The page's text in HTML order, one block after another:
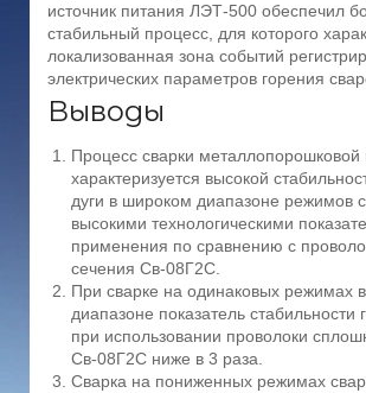
источник питания ЛЭТ-500 обеспечил
стабильный процесс, для которого
локализованная зона событий
электрических параметров горения
Выводы
Процесс сварки металлопорошковой
характеризуется высокой
дуги в широком диапазоне режимов
высокими технологическими
применения по сравнению с
сечения Св-08Г2С.
При сварке на одинаковых режимах
диапазоне показатель стабильности
при использовании проволоки
Св-08Г2С ниже в 3 раза.
Сварка на пониженных режимах